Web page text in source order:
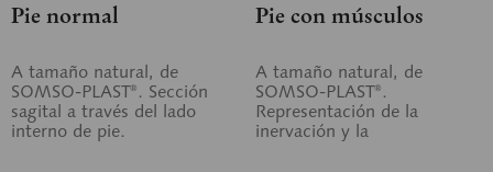
Pie normal
A tamaño natural, de
SOMSO-PLAST®. Sección
sagital a través del lado
interno de pie.
Pie con músculos
A tamaño natural, de
SOMSO-PLAST®.
Representación de la
inervación y la